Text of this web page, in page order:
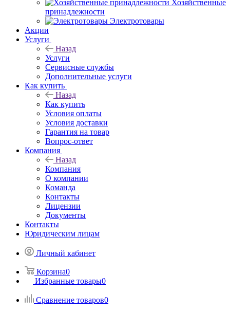
Хозяйственные
принадлежности
Электротовары
Акции
Услуги
Назад
Услуги
Сервисные службы
Дополнительные услуги
Как купить
Назад
Как купить
Условия оплаты
Условия доставки
Гарантия на товар
Вопрос-ответ
Компания
Назад
Компания
О компании
Команда
Контакты
Лицензии
Документы
Контакты
Юридическим лицам
Личный кабинет
Корзина0
Избранные товары0
Сравнение товаров0